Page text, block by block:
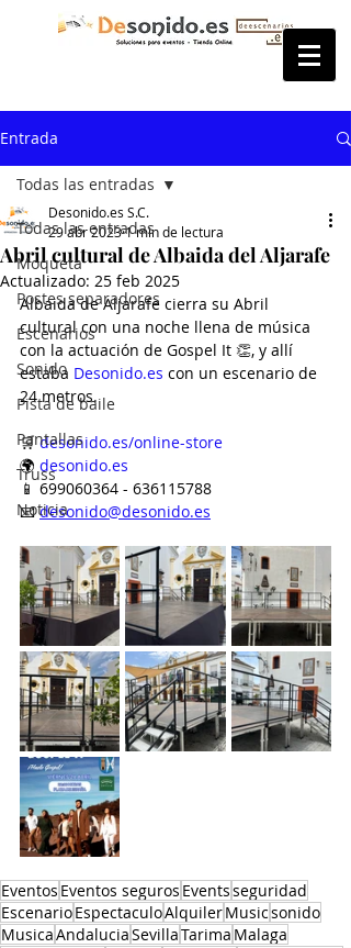
Entrada
Todas las entradas
Moqueta
Postes separadores
Escenarios
Sonido
Pista de baile
Pantallas
Truss
Noticia
Todas las entradas
Abril cultural de Albaida del Aljarafe
Desonido.es S.C.
29 abr 20231 min de lectura
Actualizado: 25 feb 2025
Albaida de Aljarafe cierra su Abril
cultural con una noche llena de música
con la actuación de Gospel It 👏, y allí
estaba Desonido.es con un escenario de
24 metros.
🛒 desonido.es/online-store
🌍 desonido.es
📱 699060364 - 636115788
📧 desonido@desonido.es
Eventos Eventos seguros Eventsseguridad
EscenarioEspectaculoAlquilerMusicsonido
MusicaAndaluciaSevillaTarima Malaga